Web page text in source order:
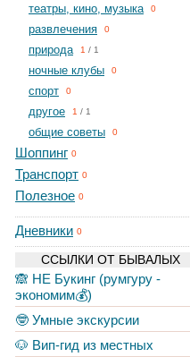
театры, кино, музыка 0
развлечения 0
природа 1 / 1
ночные клубы 0
спорт 0
другое 1 / 1
общие советы 0
Шоппинг 0
Транспорт 0
Полезное 0
Дневники 0
ССЫЛКИ ОТ БЫВАЛЫХ
🙈 НЕ Букинг (румгуру -
экономим💰)
🤓 Умные экскурсии
🐶 Вип-гид из местных